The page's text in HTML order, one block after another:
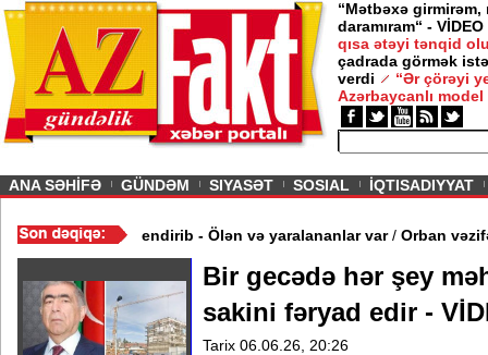
“Mətbəxə girmirəm,
daramıram“ - VİDEO
qısa ətəyi tənqid
çadrada görmək
verdi
“Ər çörəyi
Azərbaycanlı model
gedirəm” -Nigar
ANA SƏHİFƏ GÜNDƏM SIYASƏT SOSIAL İQTISADIYYAT
/Rusiya Xarkova zərbə endirib - Ölən və yaralananlar var/
Bir gecədə hər şey
sakini fəryad edir -
Tarix 06.06.26, 20:26